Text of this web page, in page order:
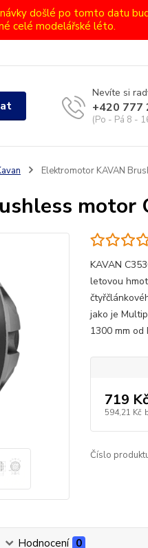
došlé po tomto datu
celé modelářské léto.
Nevíte si
+420 777
(Po - Pá 8 -
Elektromotor KAVAN
motor
KAVAN
letovou
jako je
1300 mm od
719 Kč
594,21 Kč
Číslo
Hodnocení 0